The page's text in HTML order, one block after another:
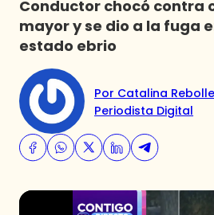
Conductor chocó contra
mayor y se dio a la fuga
estado ebrio
Por Catalina
Periodista Digital
Club De La Comedia